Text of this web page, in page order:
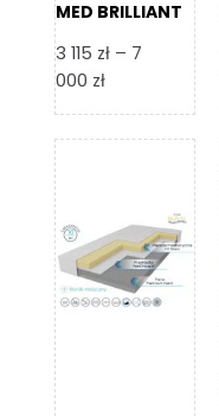
MED BRILLIANT
3 115 zł – 7
000 złZakres
od
7
000 zł